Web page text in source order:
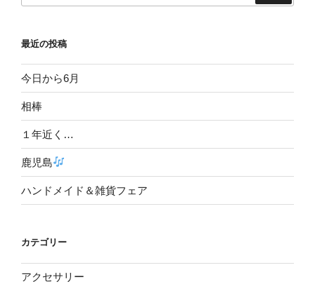
最近の投稿
今日から6月
相棒
１年近く…
鹿児島
ハンドメイド＆雑貨フェア
カテゴリー
アクセサリー